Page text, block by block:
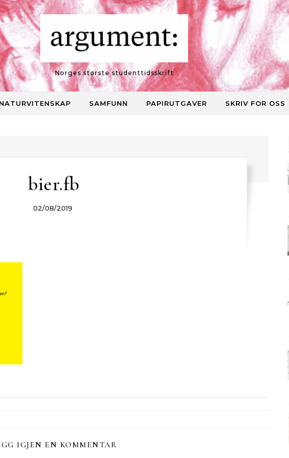
Norges største studenttidsskrift
SAMFUNN PAPIRUTGAVER SKRIV FOR OSS
bier.fb
02/08/2019
IGJEN EN KOMMENTAR